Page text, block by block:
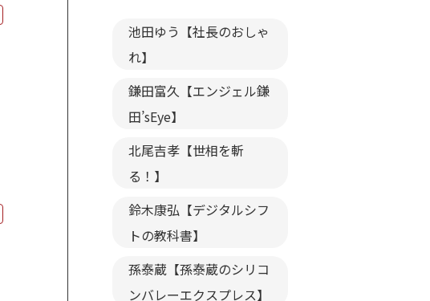
池田ゆう【社長のおしゃ
れ】
鎌田富久【エンジェル鎌
田’sEye】
北尾吉孝【世相を斬
る！】
鈴木康弘【デジタルシフ
トの教科書】
孫泰蔵【孫泰蔵のシリコ
ンバレーエクスプレス】